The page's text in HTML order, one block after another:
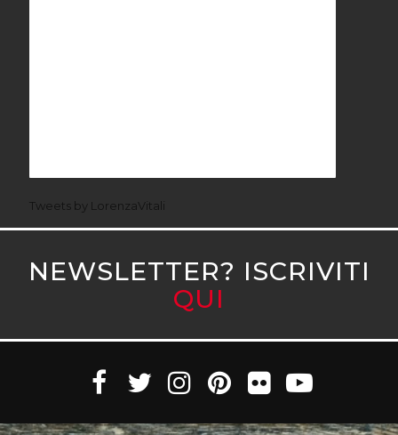
Tweets by LorenzaVitali
NEWSLETTER? ISCRIVITI
QUI